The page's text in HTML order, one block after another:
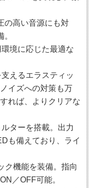
の高い音源にも対
境に応じた最適な
えるエラスティッ
イズへの対策も万
れば、よりクリアな
ターを搭載。出力
も備えており、ライ
ク機能を装備。指向
／OFF可能。